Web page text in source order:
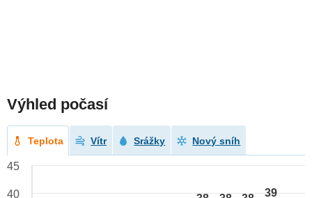
Výhled počasí
Teplota Vítr Srážky Nový sníh
39
45
40